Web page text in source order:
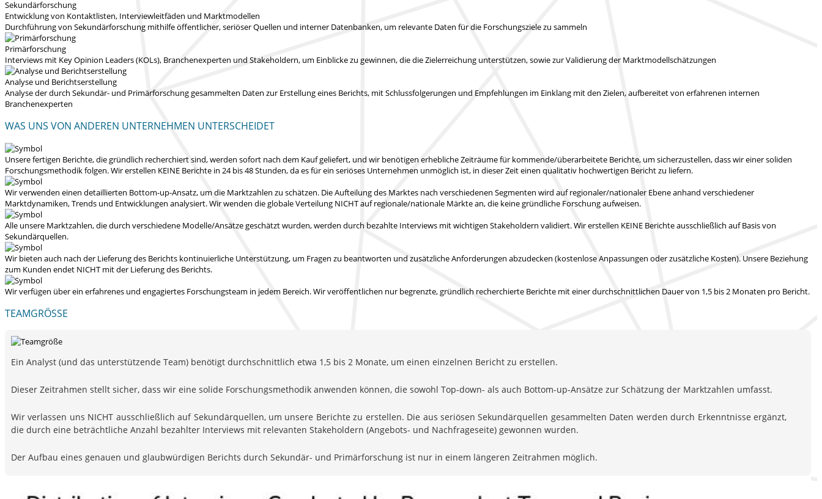
Sekundärforschung
Entwicklung von Kontaktlisten, Interviewleitfäden und Marktmodellen
Durchführung von Sekundärforschung mithilfe öffentlicher, seriöser Quellen und interner Datenbanken, um relevante Daten für die Forschungsziele zu sammeln
Primärforschung
Interviews mit Key Opinion Leaders (KOLs), Branchenexperten und Stakeholdern, um Einblicke zu gewinnen, die die Zielerreichung unterstützen, sowie zur Validierung der Marktmodellschätzungen
Analyse und Berichtserstellung
Analyse der durch Sekundär- und Primärforschung gesammelten Daten zur Erstellung eines Berichts, mit Schlussfolgerungen und Empfehlungen im Einklang mit den Zielen, aufbereitet von erfahrenen internen
Branchenexperten
WAS UNS VON ANDEREN UNTERNEHMEN UNTERSCHEIDET
Unsere fertigen Berichte, die gründlich recherchiert sind, werden sofort nach dem Kauf geliefert, und wir benötigen erhebliche Zeiträume für kommende/überarbeitete Berichte, um sicherzustellen, dass wir einer soliden
Forschungsmethodik folgen.Wir erstellen KEINE Berichte in 24 bis 48 Stunden, da es für ein seriöses Unternehmen unmöglich ist, in dieser Zeit einen qualitativ hochwertigen Bericht zu liefern.
Wir verwenden einen detaillierten Bottom-up-Ansatz, um die Marktzahlen zu schätzen. Die Aufteilung des Marktes nach verschiedenen Segmenten wird auf regionaler/nationaler Ebene anhand verschiedener
Marktdynamiken, Trends und Entwicklungen analysiert.Wir wenden die globale Verteilung NICHT auf regionale/nationale Märkte an, die keine gründliche Forschung aufweisen.
Alle unsere Marktzahlen, die durch verschiedene Modelle/Ansätze geschätzt wurden, werden durch bezahlte Interviews mit wichtigen Stakeholdern validiert.Wir erstellen KEINE Berichte ausschließlich auf Basis von
Sekundärquellen.
Wir bieten auch nach der Lieferung des Berichts kontinuierliche Unterstützung, um Fragen zu beantworten und zusätzliche Anforderungen abzudecken (kostenlose Anpassungen oder zusätzliche Kosten). Unsere Beziehung
zum Kunden endet NICHT mit der Lieferung des Berichts.
Wir verfügen über ein erfahrenes und engagiertes Forschungsteam in jedem Bereich. Wir veröffentlichen nur begrenzte, gründlich recherchierte Berichte miteiner durchschnittlichen Dauer von 1,5 bis 2 Monaten pro Bericht.
TEAMGRÖSSE
Ein Analyst (und das unterstützende Team) benötigt durchschnittlich etwa 1,5 bis 2 Monate, um einen einzelnen Bericht zu erstellen.
Dieser Zeitrahmen stellt sicher, dass wir eine solide Forschungsmethodik anwenden können, die sowohl Top-down- als auch Bottom-up-Ansätze zur Schätzung der Marktzahlen umfasst.
Wir verlassen uns NICHT ausschließlich auf Sekundärquellen, um unsere Berichte zu erstellen. Die aus seriösen Sekundärquellen gesammelten Daten werden durch Erkenntnisse ergänzt,
die durch eine beträchtliche Anzahl bezahlter Interviews mit relevanten Stakeholdern (Angebots- und Nachfrageseite) gewonnen wurden.
Der Aufbau eines genauen und glaubwürdigen Berichts durch Sekundär- und Primärforschung ist nur in einem längeren Zeitrahmen möglich.